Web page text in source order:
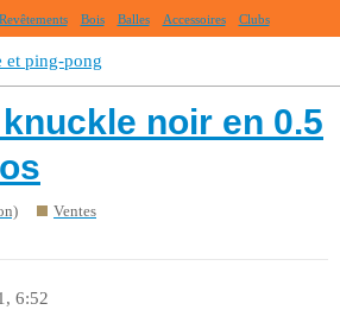
Revêtements Bois Balles Accessoires Clubs
et ping-pong
noir en 0.5
Ventes
6:52